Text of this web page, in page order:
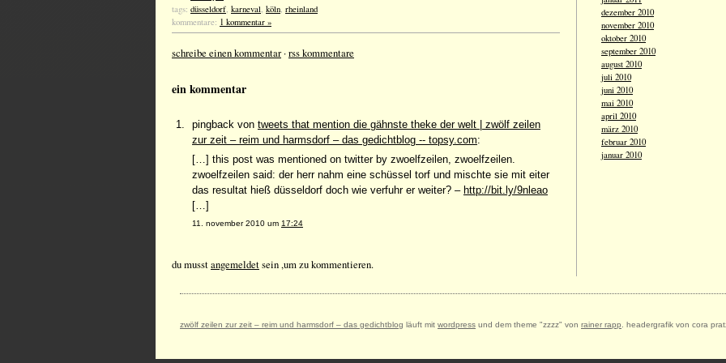
tags: düsseldorf, karneval, köln, rheinland
kommentare: 1 kommentar »
schreibe einen kommentar·rss kommentare
ein kommentar
pingback von tweets that mention die gähnste theke der welt | zwölf zeilen
zur zeit – reim und harmsdorf – das gedichtblog -- topsy.com:
[…] this post was mentioned on twitter by zwoelfzeilen, zwoelfzeilen.
zwoelfzeilen said: der herr nahm eine schüssel torf und mischte sie mit eiter
das resultat hieß düsseldorf doch wie verfuhr er weiter? – http://bit.ly/9nleao
[…]
11. november 2010 um 17:24
du musstangemeldetsein ,um zu kommentieren.
dezember 2010
november 2010
oktober 2010
september 2010
august 2010
juli 2010
juni 2010
mai 2010
april 2010
märz 2010
februar 2010
januar 2010
zwölf zeilen zur zeit – reim und harmsdorf – das gedichtblog läuft mit wordpress und dem theme "zzzz" von rainer rapp . headergrafik von cora